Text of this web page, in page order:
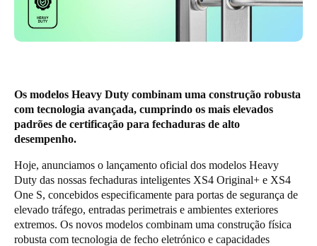
Ireland
English
Netherlands
Nederlands
English
Belgium
FrançaisNederlandsEnglish
Spain
Español
Os modelos Heavy Duty combinam uma construção robusta
com tecnologia avançada, cumprindo os mais elevados
padrões de certificação para fechaduras de alto
desempenho.
Hoje, anunciamos o lançamento oficial dos modelos Heavy
Duty das nossas fechaduras inteligentes XS4 Original+ e XS4
One S, concebidos especificamente para portas de segurança de
elevado tráfego, entradas perimetrais e ambientes exteriores
extremos. Os novos modelos combinam uma construção física
robusta com tecnologia de fecho eletrónico e capacidades